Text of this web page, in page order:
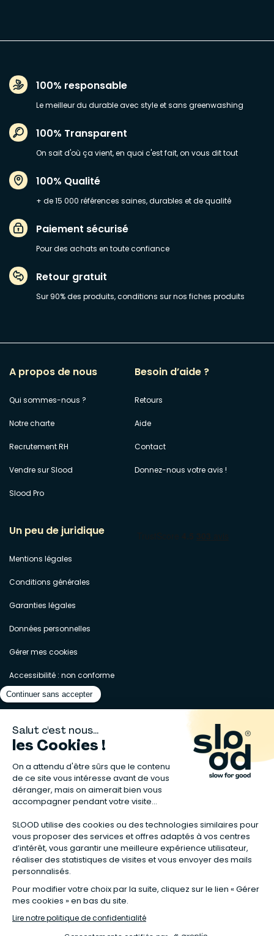
100% responsable
Le meilleur du durable avec style et sans greenwashing
100% Transparent
On sait d'où ça vient, en quoi c'est fait, on vous dit tout
100% Qualité
+ de 15 000 références saines, durables et de qualité
Paiement sécurisé
Pour des achats en toute confiance
Retour gratuit
Sur 90% des produits, conditions sur nos fiches produits
A propos de nous
Qui sommes-nous ?
Notre charte
Recrutement RH
Vendre sur Slood
Slood Pro
Besoin d’aide ?
Retours
Aide
Contact
Donnez-nous votre avis !
Un peu de juridique
Mentions légales
Conditions générales
Garanties légales
Données personnelles
Gérer mes cookies
Accessibilité : non conforme
Matelas naturels⋅Graines bio⋅ Lits bébés en bois⋅Déodorant bio⋅Sapin
en bois⋅Complement alimentaire naturel
Calendrier de l’Avent gourmand⋅Couche bio⋅Anti-nuisible⋅Poeles
Ventilateurs de plafond
dans la fiche produit. Tous les codes promos applicables sur Slood sont